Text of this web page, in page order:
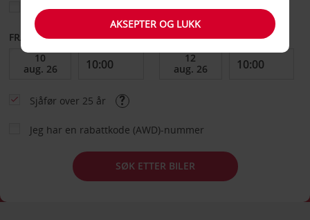
Velg et annet leveringssted
FRA DATO TIL DATO
Sjåfør over 25 år
Jeg har en rabattkode (AWD)-nummer
SØK ETTER BILER
AKSEPTER OG LUKK